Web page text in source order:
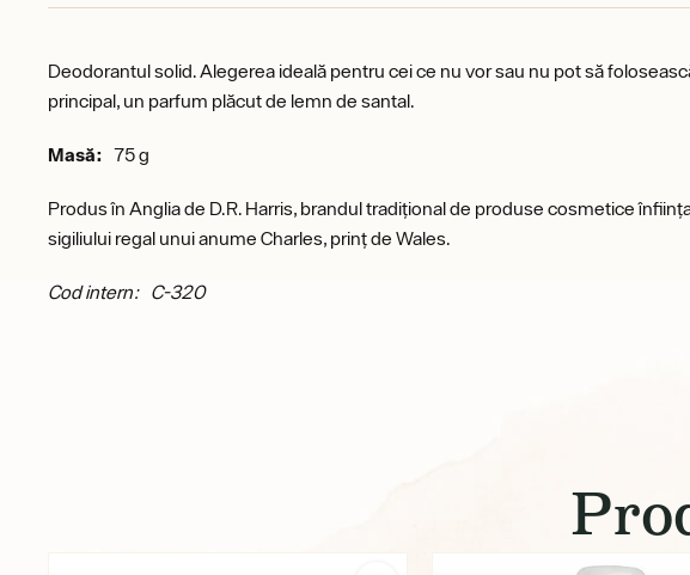
Deodorantul solid. Alegerea ideală pentru cei ce nu vor sau nu pot să
principal, un parfum plăcut de lemn de santal.
Masă: 75 g
Produs în Anglia de D.R. Harris, brandul tradițional de produse cosmetice
sigiliului regal unui anume Charles, prinț de Wales.
Cod intern: C-320